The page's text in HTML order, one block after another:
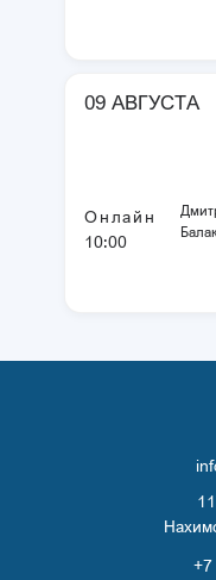
09 АВГУСТА
Онлайн
10:00